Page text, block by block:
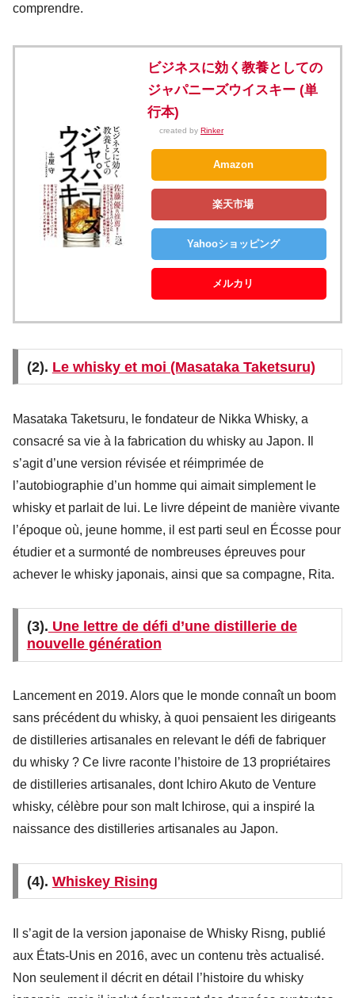
comprendre.
ビジネスに効く教養としての
ジャパニーズウイスキー (単
行本)
created by Rinker
Amazon
楽天市場
Yahooショッピング
メルカリ
(2). Le whisky et moi (Masataka Taketsuru)
Masataka Taketsuru, le fondateur de Nikka Whisky, a
consacré sa vie à la fabrication du whisky au Japon. Il
s’agit d’une version révisée et réimprimée de
l’autobiographie d’un homme qui aimait simplement le
whisky et parlait de lui. Le livre dépeint de manière vivante
l’époque où, jeune homme, il est parti seul en Écosse pour
étudier et a surmonté de nombreuses épreuves pour
achever le whisky japonais, ainsi que sa compagne, Rita.
(3). Une lettre de défi d’une distillerie de
nouvelle génération
Lancement en 2019. Alors que le monde connaît un boom
sans précédent du whisky, à quoi pensaient les dirigeants
de distilleries artisanales en relevant le défi de fabriquer
du whisky ? Ce livre raconte l’histoire de 13 propriétaires
de distilleries artisanales, dont Ichiro Akuto de Venture
whisky, célèbre pour son malt Ichirose, qui a inspiré la
naissance des distilleries artisanales au Japon.
(4). Whiskey Rising
Il s’agit de la version japonaise de Whisky Risng, publié
aux États-Unis en 2016, avec un contenu très actualisé.
Non seulement il décrit en détail l’histoire du whisky